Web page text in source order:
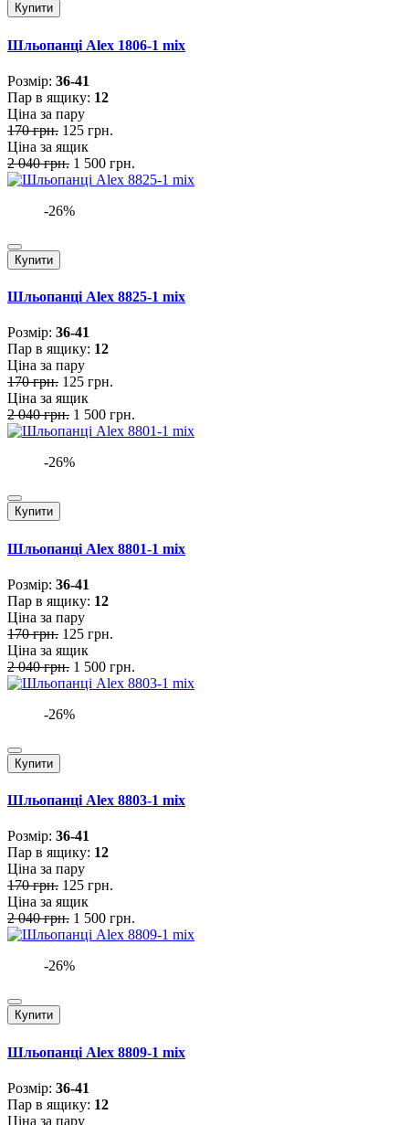
Купити
Шльопанці Alex 1806-1 mix
Розмiр: 36-41
Пар в ящику: 12
Ціна за пару
170 грн. 125 грн.
Ціна за ящик
2 040 грн. 1 500 грн.
-26%
Купити
Шльопанці Alex 8825-1 mix
Розмiр: 36-41
Пар в ящику: 12
Ціна за пару
170 грн. 125 грн.
Ціна за ящик
2 040 грн. 1 500 грн.
-26%
Купити
Шльопанці Alex 8801-1 mix
Розмiр: 36-41
Пар в ящику: 12
Ціна за пару
170 грн. 125 грн.
Ціна за ящик
2 040 грн. 1 500 грн.
-26%
Купити
Шльопанці Alex 8803-1 mix
Розмiр: 36-41
Пар в ящику: 12
Ціна за пару
170 грн. 125 грн.
Ціна за ящик
2 040 грн. 1 500 грн.
-26%
Купити
Шльопанці Alex 8809-1 mix
Розмiр: 36-41
Пар в ящику: 12
Ціна за пару